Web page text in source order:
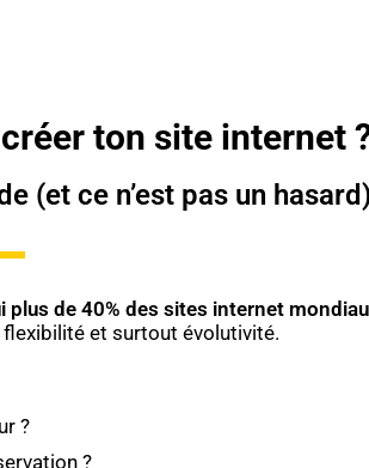
ton site internet
(et ce n’est pas un hasard)
plus de 40% des sites internet
flexibilité et surtout évolutivité.
?
?